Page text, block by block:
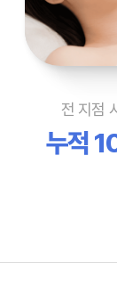
전 지점
누적